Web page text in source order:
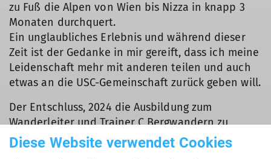
zu Fuß die Alpen von Wien bis Nizza in knapp 3
Monaten durchquert.
Ein unglaubliches Erlebnis und während dieser
Zeit ist der Gedanke in mir gereift, dass ich meine
Leidenschaft mehr mit anderen teilen und auch
etwas an die USC-Gemeinschaft zurück geben will.
Der Entschluss, 2024 die Ausbildung zum
Wanderleiter und Trainer C Bergwandern zu
machen, kam dann recht schnell im Anschluss an
Diese Website verwendet Cookies